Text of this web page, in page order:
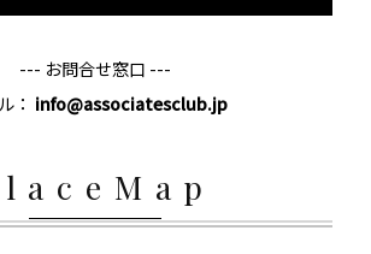
--- お問合せ窓口 ---
： info@associatesclub.jp